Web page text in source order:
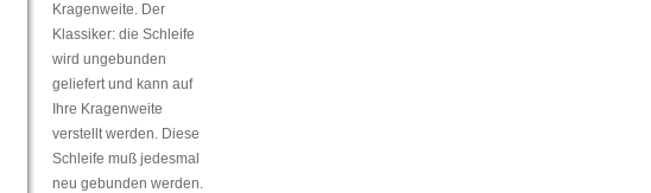
Kragenweite. Der
Klassiker: die Schleife
wird ungebunden
geliefert und kann auf
Ihre Kragenweite
verstellt werden. Diese
Schleife muß jedesmal
neu gebunden werden.